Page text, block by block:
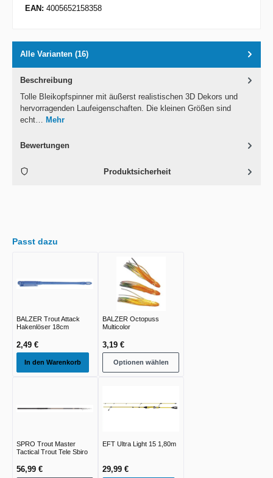
EAN: 4005652158358
Alle Varianten (16)
Beschreibung
Tolle Bleikopfspinner mit äußerst realistischen 3D Dekors und
hervorragenden Laufeigenschaften. Die kleinen Größen sind
echt… Mehr
Bewertungen
Produktsicherheit
Passt dazu
BALZER Trout Attack
Hakenlöser 18cm
2,49 €
In den Warenkorb
BALZER Octopuss
Multicolor
3,19 €
Optionen wählen
SPRO Trout Master
Tactical Trout Tele Sbiro
56,99 €
EFT Ultra Light 15 1,80m
29,99 €